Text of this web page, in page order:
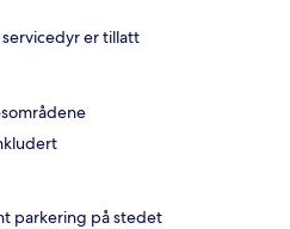
er tillatt
parkering på stedet